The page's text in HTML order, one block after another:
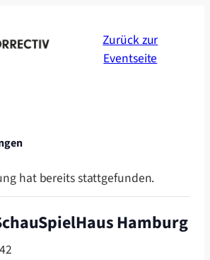
Zurück zur
Eventseite
hat bereits stattgefunden.
Hamburg